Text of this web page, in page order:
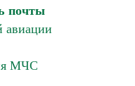
почты
авиации
МЧС